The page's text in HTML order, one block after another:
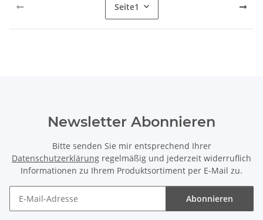
Seite1
Newsletter Abonnieren
Bitte senden Sie mir entsprechend Ihrer
Datenschutzerklärung regelmäßig und jederzeit widerruflich
Informationen zu Ihrem Produktsortiment per E-Mail zu.
Abonnieren